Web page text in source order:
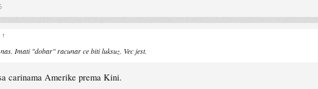
↑
Imati "dobar" racunar ce biti luksuz. Vec jest.
carinama Amerike prema Kini.